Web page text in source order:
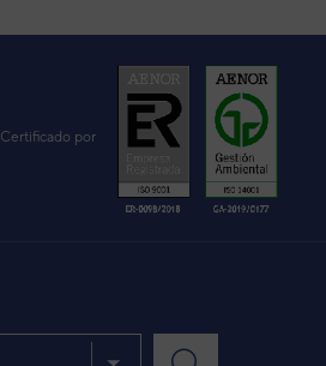
Certificado por